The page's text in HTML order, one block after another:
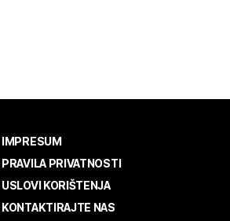
IMPRESUM
PRAVILA PRIVATNOSTI
USLOVI KORIŠTENJA
KONTAKTIRAJTE NAS